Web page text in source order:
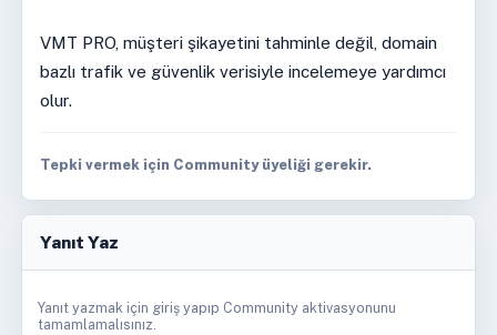
VMT PRO, müşteri şikayetini tahminle değil, domain
bazlı trafik ve güvenlik verisiyle incelemeye yardımcı
olur.
Tepki vermek için Community üyeliği gerekir.
Yanıt Yaz
Yanıt yazmak için giriş yapıp Community aktivasyonunu
tamamlamalısınız.